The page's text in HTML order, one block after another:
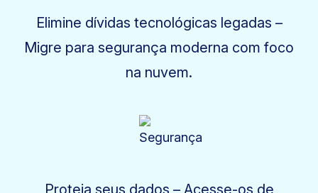
Elimine dívidas tecnológicas legadas –
Migre para segurança moderna com foco
na nuvem.
Proteja seus dados – Acesse-os de